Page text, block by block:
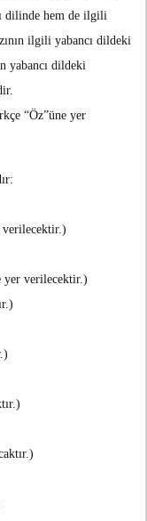
dilinde hem de ilgili
ilgili yabancı dildeki
yabancı dildeki
“Öz”üne yer
verilecektir.)
yer verilecektir.)